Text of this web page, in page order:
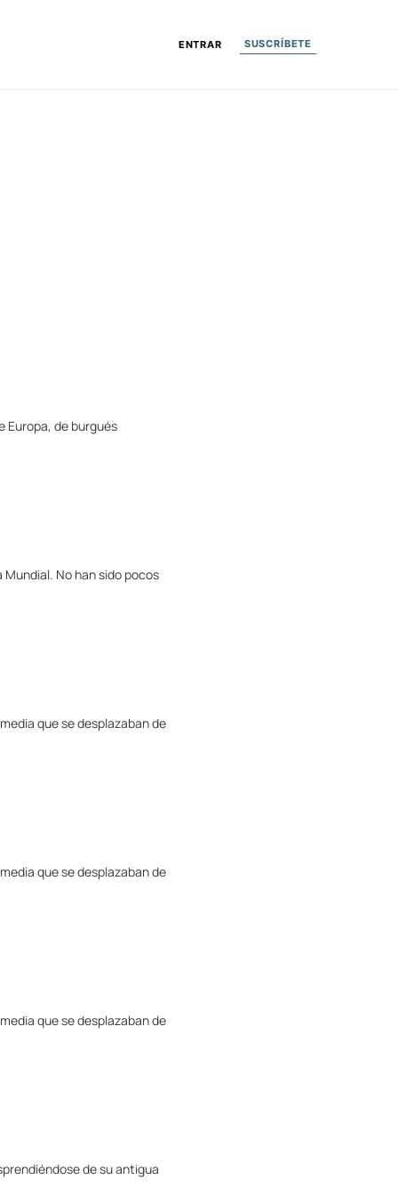
ENTRAR SUSCRÍBETE
Europa, de burgués
No han sido pocos
que se desplazaban de
que se desplazaban de
que se desplazaban de
de su antigua